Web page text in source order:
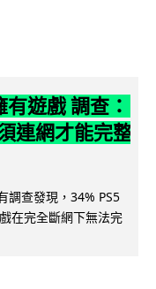
遊戲 調查：
連網才能完整
調查發現，34% PS5
在完全斷網下無法完